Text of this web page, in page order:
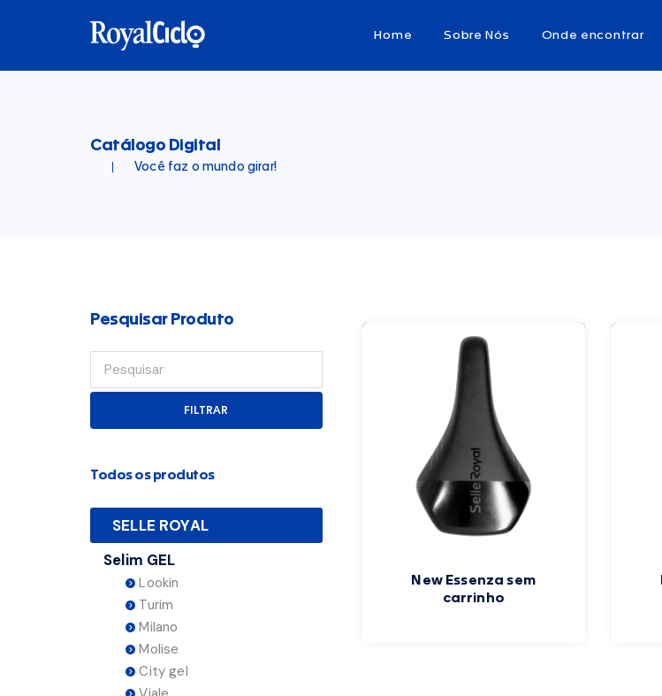
Home Sobre Nós Onde encontrar
Catálogo Digital
Você faz o mundo girar!
Pesquisar Produto
FILTRAR
Todos os produtos
SELLE ROYAL
Selim GEL
Lookin
Turim
Milano
Molise
City gel
New Essenza sem
carrinho